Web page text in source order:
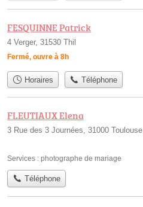
FESQUINNE Patrick
4 Verger, 31530 Thil
Fermé, ouvre à 8h
Horaires Téléphone
FLEUTIAUX Elena
3 Rue des 3 Journées, 31000 Toulouse
Services : photographe de mariage
Téléphone